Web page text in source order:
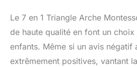
Le 7 en 1 Triangle Arche
de haute qualité en font un
enfants. Même si un avis
extrêmement positives, vantant